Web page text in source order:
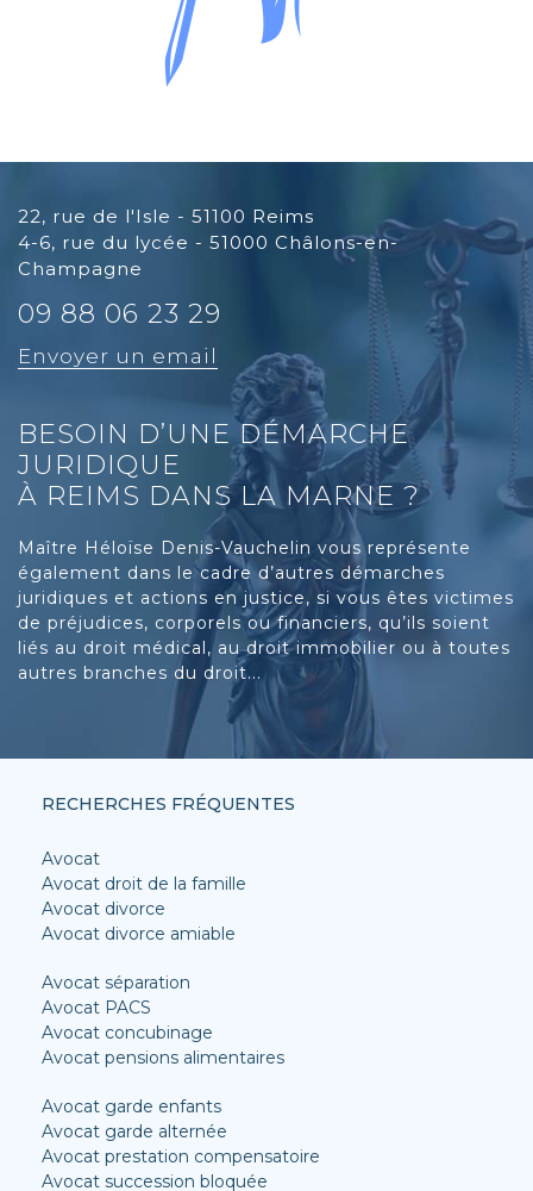
22, rue de l'Isle - 51100 Reims
4-6, rue du lycée - 51000 Châlons-en-
Champagne
09 88 06 23 29
Envoyer un email
BESOIN D’UNE DÉMARCHE
JURIDIQUE
À REIMS DANS LA MARNE ?
Maître Héloïse Denis-Vauchelin vous représente
également dans le cadre d’autres démarches
juridiques et actions en justice, si vous êtes victimes
de préjudices, corporels ou financiers, qu’ils soient
liés au droit médical, au droit immobilier ou à toutes
autres branches du droit...
RECHERCHES FRÉQUENTES
Avocat
Avocat droit de la famille
Avocat divorce
Avocat divorce amiable
Avocat séparation
Avocat PACS
Avocat concubinage
Avocat pensions alimentaires
Avocat garde enfants
Avocat garde alternée
Avocat prestation compensatoire
Avocat succession bloquée